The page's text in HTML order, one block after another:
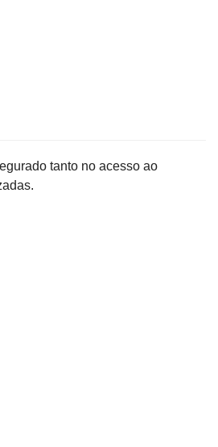
tanto no acesso ao